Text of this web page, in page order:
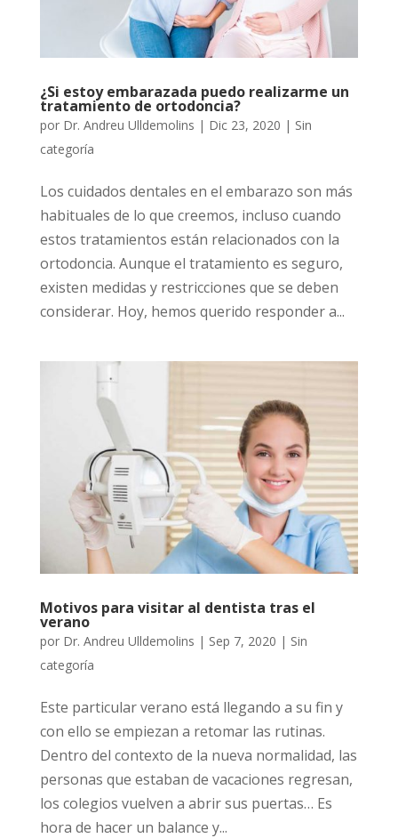
¿Si estoy embarazada puedo realizarme un
tratamiento de ortodoncia?
por Dr. Andreu Ulldemolins | Dic 23, 2020 | Sin
categoría
Los cuidados dentales en el embarazo son más
habituales de lo que creemos, incluso cuando
estos tratamientos están relacionados con la
ortodoncia. Aunque el tratamiento es seguro,
existen medidas y restricciones que se deben
considerar. Hoy, hemos querido responder a...
Motivos para visitar al dentista tras el
verano
por Dr. Andreu Ulldemolins | Sep 7, 2020 | Sin
categoría
Este particular verano está llegando a su fin y
con ello se empiezan a retomar las rutinas.
Dentro del contexto de la nueva normalidad, las
personas que estaban de vacaciones regresan,
los colegios vuelven a abrir sus puertas… Es
hora de hacer un balance y...